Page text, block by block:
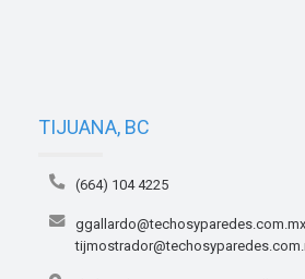
TIJUANA, BC
(664) 104 4225